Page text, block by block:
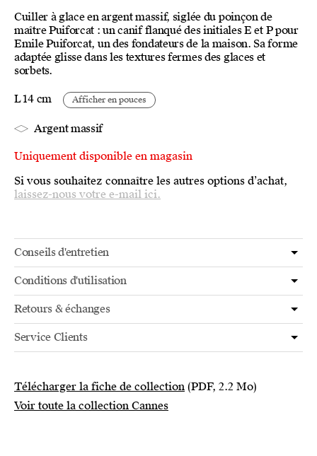
Cuiller à glace en argent massif, siglée du poinçon de
maître Puiforcat : un canif flanqué des initiales E et P pour
Emile Puiforcat, un des fondateurs de la maison. Sa forme
adaptée glisse dans les textures fermes des glaces et
sorbets.
L 14 cm Afficher en pouces
Argent massif
Uniquement disponible en magasin
Si vous souhaitez connaître les autres options d’achat,
laissez-nous votre e-mail ici.
Conseils d'entretien
Conditions d'utilisation
Retours & échanges
Service Clients
Télécharger la fiche de collection (PDF, 2.2 Mo)
Voir toute la collection Cannes